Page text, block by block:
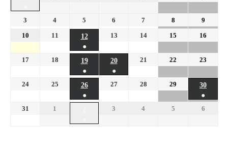
3 4 5 6 7 8
9
10
11
12
●
13 14 15 16
17 18
19
●
20
●
21 22 23
24 25
26
●
27 28 29
30
●
31 1 3 4 5 6